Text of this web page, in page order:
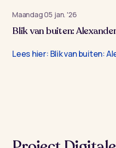
maandag 05 jan. '26
Blik van buiten:
Lees hier: Blik van buiten: